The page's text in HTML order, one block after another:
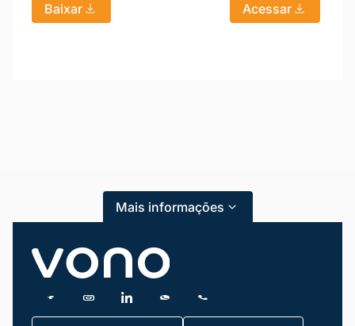
Baixar Acessar
Mais informações